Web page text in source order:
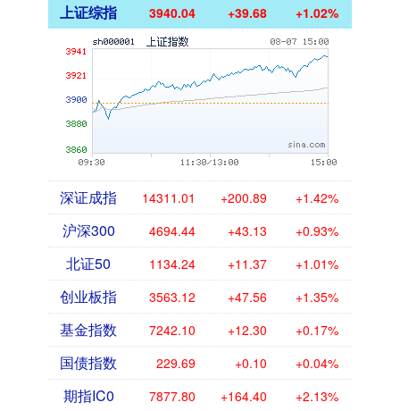
上证综指 3940.04 +39.68 +1.02%
深证成指 14311.01 +200.89 +1.42%
沪深300 4694.44 +43.13 +0.93%
北证50 1134.24 +11.37 +1.01%
创业板指 3563.12 +47.56 +1.35%
基金指数 7242.10 +12.30 +0.17%
国债指数 229.69 +0.10 +0.04%
期指IC0 7877.80 +164.40 +2.13%